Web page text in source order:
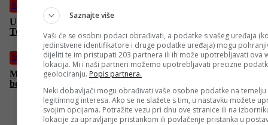
Kultura
U Zagrebu i Bihaću održane promocije knjige “Ubistvo Hakije
Turajlića” autora Muniba Ušanovića
Izdvojeno
Maida Kulić Vugdalić – Sarajka koja već tri decenije čuva
bosanski jezik i kulturu među mladima u dalekoj Australiji
Saznajte više
Vaši će se osobni podaci obrađivati, a podatke s vašeg uređaja
jedinstvene identifikatore i druge podatke uređaja) mogu
dijeliti te im pristupati 203 partnera ili ih može upotrebljavati ova
lokacija. Mi i naši partneri možemo upotrebljavati precizne
geolociranju. Popis partnera.
Neki dobavljači mogu obrađivati vaše osobne podatke na temelju
legitimnog interesa. Ako se ne slažete s tim, u nastavku možete
svojim opcijama. Potražite vezu pri dnu ove stranice ili na
lokacije za upravljanje pristankom ili povlačenje pristanka u